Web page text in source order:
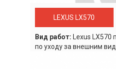
LEXUS LX570
Вид работ: Lexus LХ570
по уходу за внешним